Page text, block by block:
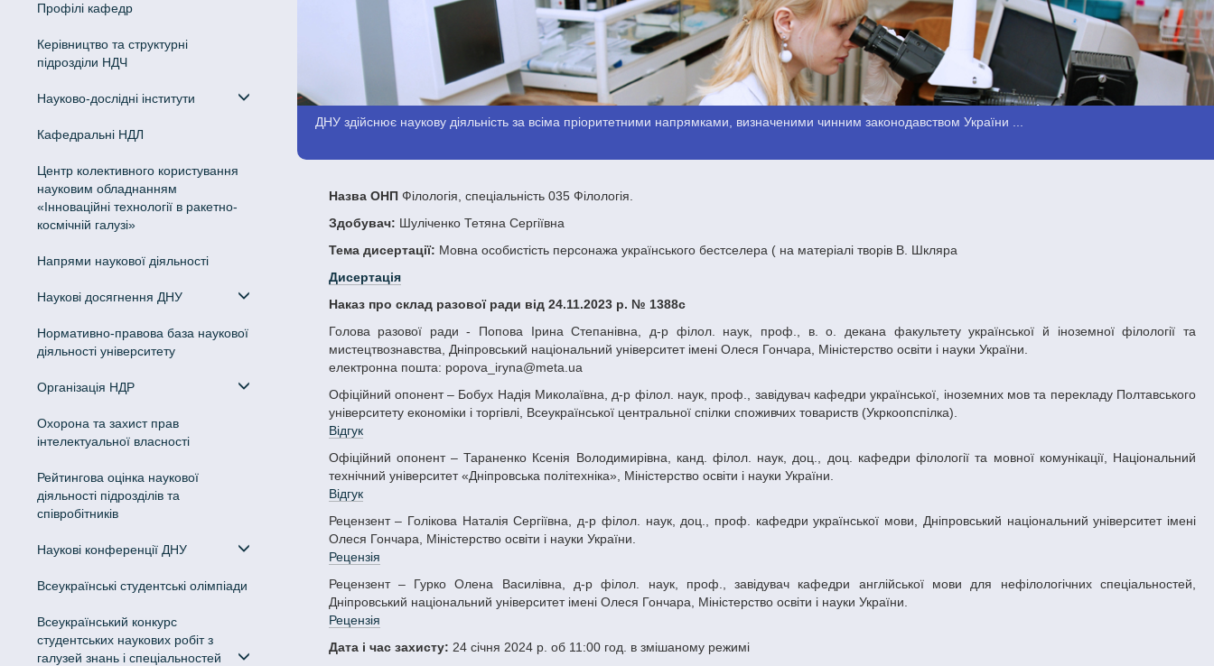
Профілі кафедр
Керівництво та структурні
підрозділи НДЧ
Науково-дослідні інститути
Кафедральні НДЛ
Центр колективного користування
науковим обладнанням
«Інноваційні технології в ракетно-
космічній галузі»
Напрями наукової діяльності
Наукові досягнення ДНУ
Нормативно-правова база наукової
діяльності університету
Організація НДР
Охорона та захист прав
інтелектуальної власності
Рейтингова оцінка наукової
діяльності підрозділів та
співробітників
Наукові конференції ДНУ
Всеукраїнські студентські олімпіади
Всеукраїнський конкурс
студентських наукових робіт з
галузей знань і спеціальностей
ДНУ здійснює наукову діяльність за всіма пріоритетними напрямками, визначеними чинним законодавством України ...
Назва ОНПФілологія, спеціальність 035 Філологія.
Здобувач: Шуліченко Тетяна Сергіївна
Тема дисертації: Мовна особистість персонажа українського бестселера ( на матеріалі творів В. Шкляра
Дисертація
Наказ про склад разової ради від 24.11.2023 р. № 1388с
Голова разової ради - Попова Ірина Степанівна, д-р філол. наук, проф., в. о. декана факультету української й іноземної філології та
мистецтвознавства, Дніпровський національний університет імені Олеся Гончара, Міністерство освіти і науки України.
електронна пошта: popova_iryna@meta.ua
Офіційний опонент – Бобух Надія Миколаївна, д-р філол. наук, проф., завідувач кафедри української, іноземних мов та перекладу Полтавського
університету економіки і торгівлі, Всеукраїнської центральної спілки споживчих товариств (Укркоопспілка).
Відгук
Офіційний опонент – Тараненко Ксенія Володимирівна, канд. філол. наук, доц., доц. кафедри філології та мовної комунікації, Національний
технічний університет «Дніпровська політехніка», Міністерство освіти і науки України.
Відгук
Рецензент – Голікова Наталія Сергіївна, д-р філол. наук, доц., проф. кафедри української мови, Дніпровський національний університет імені
Олеся Гончара, Міністерство освіти і науки України.
Рецензія
Рецензент – Гурко Олена Василівна, д-р філол. наук, проф., завідувач кафедри англійської мови для нефілологічних спеціальностей,
Дніпровський національний університет імені Олеся Гончара, Міністерство освіти і науки України.
Рецензія
Дата і час захисту: 24 січня 2024 р. об 11:00 год. в змішаному режимі